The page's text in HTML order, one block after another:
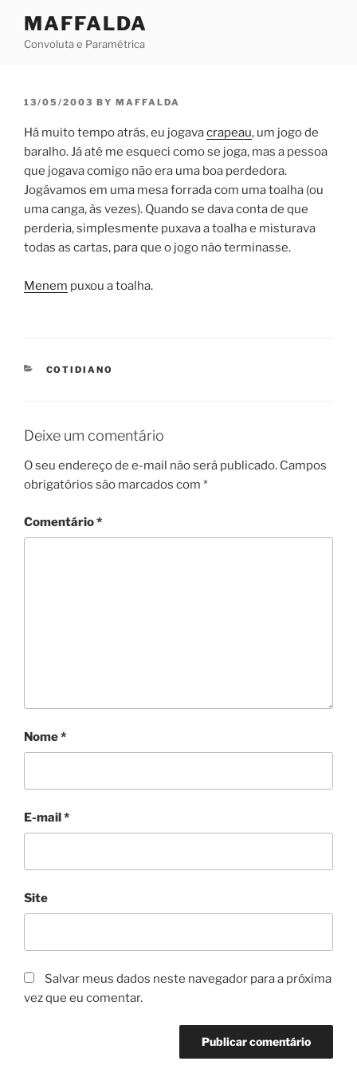
content
MAFFALDA
Convoluta e Paramétrica
POSTED
13/05/2003 BY MAFFALDA
Há muito tempo atrás, eu jogavacrapeau, um jogo de
baralho. Já até me esqueci como se joga, mas a pessoa
que jogava comigo não era uma boa perdedora.
Jogávamos em uma mesa forrada com uma toalha (ou
uma canga, às vezes). Quando se dava conta de que
perderia, simplesmente puxava a toalha e misturava
todas as cartas, para que o jogo não terminasse.
Menem puxou a toalha.
CATEGORIES
COTIDIANO
Deixe um comentário
O seu endereço de e-mail não será publicado. Campos
obrigatórios são marcados com *
Comentário*
Nome*
E-mail*
Site
Salvar meus dados neste navegador para a próxima
vez que eu comentar.